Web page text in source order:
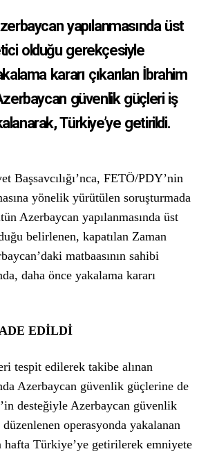
yapılanmasında üst
olduğu gerekçesiyle
kararı çıkarılan İbrahim
güvenlik güçleri iş
Türkiye’ye getirildi.
Başsavcılığı’nca, FETÖ/PDY’nin
yönelik yürütülen soruşturmada
Azerbaycan yapılanmasında üst
belirlenen, kapatılan Zaman
matbaasının sahibi
daha önce yakalama kararı
EDİLDİ
tespit edilerek takibe alınan
Azerbaycan güvenlik güçlerine de
desteğiyle Azerbaycan güvenlik
operasyonda yakalanan
hafta Türkiye’ye getirilerek emniyete